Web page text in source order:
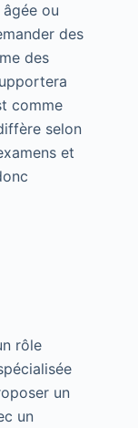
ou
des
des
comme
selon
et
rôle
un
un